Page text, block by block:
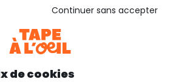
Consulter les CGU
de cookies
Continuer sans accepter